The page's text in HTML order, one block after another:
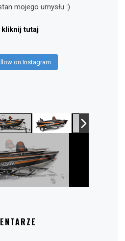
mojego umysłu :)
kliknij tutaj
on Instagram